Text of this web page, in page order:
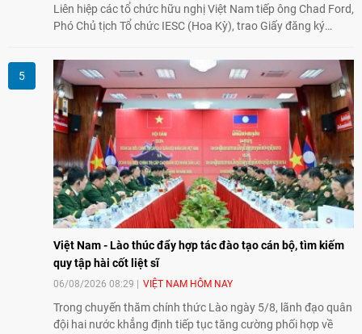
Liên hiệp các tổ chức hữu nghị Việt Nam tiếp ông Chad Ford,
Phó Chủ tịch Tổ chức IESC (Hoa Kỳ), trao Giấy đăng ký
đổi về định hướng triển khai Dự án "Mở rộng Thương mại
Nông nghiệp và An toàn thực phẩm Hoa Kỳ - Việt Nam",
hướng tới thúc đẩy chuyển đổi số, hiện đại hóa nông nghiệp
và mở rộng hợp tác phát triển giữa hai nước.
Việt Nam - Lào thúc đẩy hợp tác đào tạo cán bộ, tìm kiếm
quy tập hài cốt liệt sĩ
06/08/2026 08:29 VIỆT NAM HÔM NAY
Trong chuyến thăm chính thức Lào ngày 5/8, lãnh đạo quân
đội hai nước khẳng định tiếp tục tăng cường phối hợp về